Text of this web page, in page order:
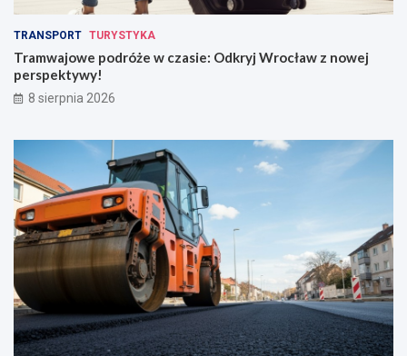
TRANSPORT TURYSTYKA
Tramwajowe podróże w czasie: Odkryj Wrocław z nowej
perspektywy!
8 sierpnia 2026